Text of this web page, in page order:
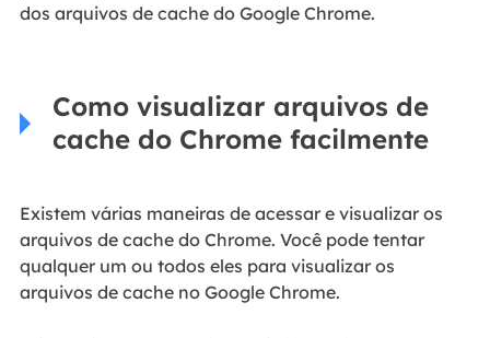
dos arquivos de cache do Google Chrome.
Como visualizar arquivos de
cache do Chrome facilmente
Existem várias maneiras de acessar e visualizar os
arquivos de cache do Chrome. Você pode tentar
qualquer um ou todos eles para visualizar os
arquivos de cache no Google Chrome.